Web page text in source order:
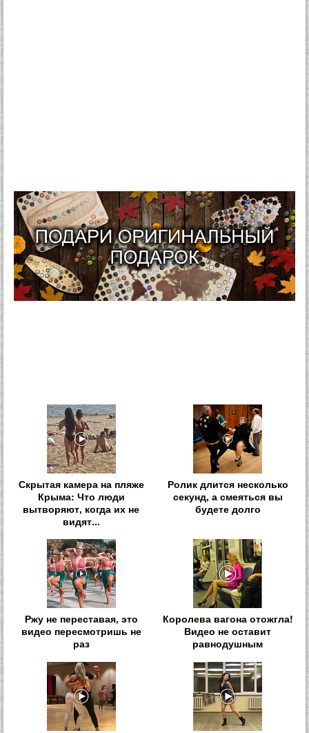
Скрытая камера на пляже
Крыма: Что люди
вытворяют, когда их не
видят...
Ролик длится несколько
секунд, а смеяться вы
будете долго
Ржу не переставая, это
видео пересмотришь не
раз
Королева вагона отожгла!
Видео не оставит
равнодушным